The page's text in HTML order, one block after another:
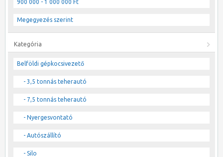
900 000 - 1 000 000 Ft
Megegyezés szerint
Kategória
Belföldi gépkocsivezető
- 3,5 tonnás teherautó
- 7,5 tonnás teherautó
- Nyergesvontató
- Autószállító
- Silo